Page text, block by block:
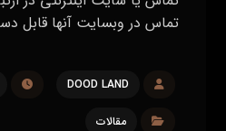
تماس در وبسایت آنها قابل
DOOD LAND
مقالات